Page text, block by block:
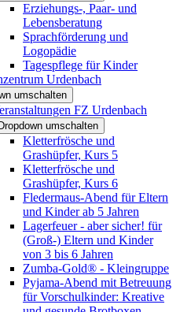
Erziehungs-, Paar- und
Lebensberatung
Sprachförderung und
Logopädie
Tagespflege für Kinder
Urdenbach
umschalten
FZ Urdenbach
Dropdown umschalten
Kletterfrösche und
Grashüpfer, Kurs 5
Kletterfrösche und
Grashüpfer, Kurs 6
Fledermaus-Abend für Eltern
und Kinder ab 5 Jahren
Lagerfeuer - aber sicher! für
(Groß-) Eltern und Kinder
von 3 bis 6 Jahren
Zumba-Gold® - Kleingruppe
Pyjama-Abend mit Betreuung
für Vorschulkinder: Kreative